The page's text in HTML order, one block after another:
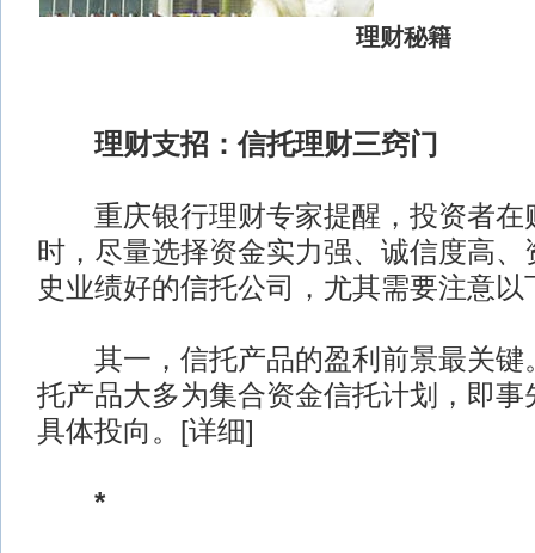
理财秘籍
理财支招：信托理财三窍门
重庆银行理财专家提醒，投资者在
时，尽量选择资金实力强、诚信度高、
史业绩好的信托公司，尤其需要注意以
其一，信托产品的盈利前景最关键
托产品大多为集合资金信托计划，即事
具体投向。[详细]
*